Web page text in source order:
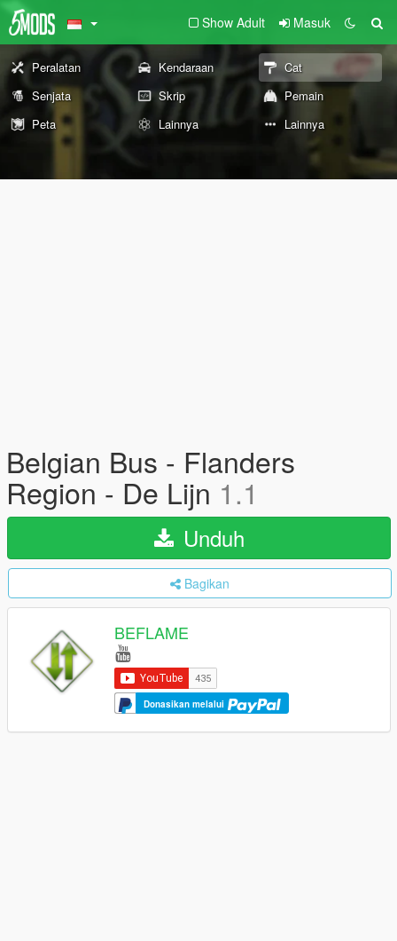
Show Adult Masuk
Peralatan Kendaraan
Cat
Senjata
Skrip
Pemain
Peta
Lainnya Lainnya
Belgian Bus - Flanders
Region - De Lijn 1.1
Unduh
Bagikan
BEFLAME
Donasikan melalui